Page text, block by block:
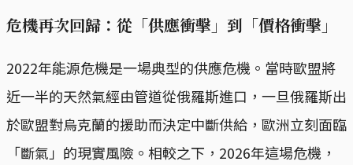
危機再次回歸：從「供應衝擊」到「價格衝擊」
2022年能源危機是一場典型的供應危機。當時歐盟將
近一半的天然氣經由管道從俄羅斯進口，一旦俄羅斯出
於歐盟對烏克蘭的援助而決定中斷供給，歐洲立刻面臨
「斷氣」的現實風險。相較之下，2026年這場危機，